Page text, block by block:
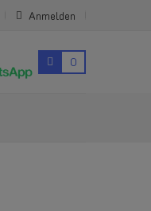
Anmelden
0